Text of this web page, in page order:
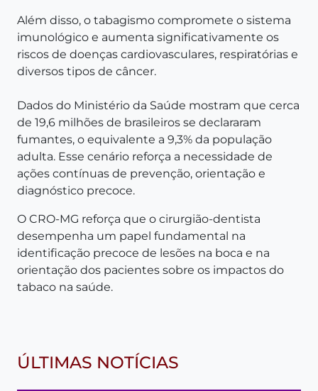
Além disso, o tabagismo compromete o sistema
imunológico e aumenta significativamente os
riscos de doenças cardiovasculares, respiratórias e
diversos tipos de câncer.
Dados do Ministério da Saúde mostram que cerca
de 19,6 milhões de brasileiros se declararam
fumantes, o equivalente a 9,3% da população
adulta. Esse cenário reforça a necessidade de
ações contínuas de prevenção, orientação e
diagnóstico precoce.
O CRO-MG reforça que o cirurgião-dentista
desempenha um papel fundamental na
identificação precoce de lesões na boca e na
orientação dos pacientes sobre os impactos do
tabaco na saúde.
ÚLTIMAS NOTÍCIAS